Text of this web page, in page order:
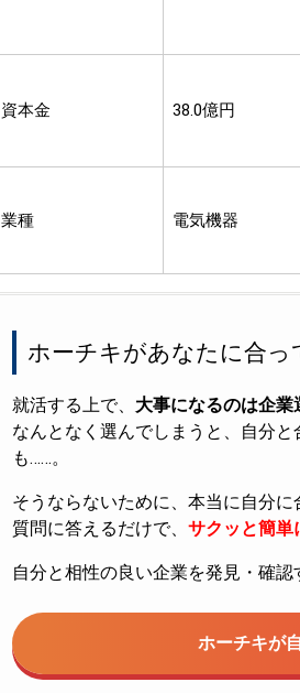
資本金 38.0億円
業種 電気機器
ホーチキがあなたに合
就活する上で、 大事になるのは企業
なんとなく選んでしまうと、自分と
も……。
そうならないために、本当に自分に
質問に答えるだけで、 サクッと簡単
自分と相性の良い企業を発見・確認
ホーチキが